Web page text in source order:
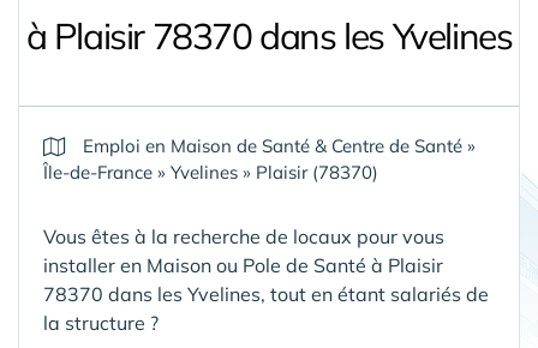
à Plaisir 78370 dans les Yvelines
Emploi en Maison de Santé & Centre de Santé »
Île-de-France » Yvelines » Plaisir (78370)
Vous êtes à la recherche de locaux pour vous
installer en Maison ou Pole de Santé à Plaisir
78370 dans les Yvelines, tout en étant salariés de
la structure ?